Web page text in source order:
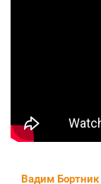
Вадим Бортник